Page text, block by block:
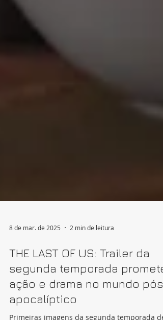
8 de mar. de 2025 2 min de leitura
THE LAST OF US: Trailer da
segunda temporada promete
ação e drama no mundo pós-